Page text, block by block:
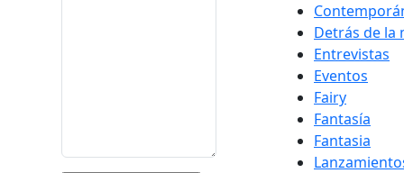
Detrás de la
Entrevistas
Eventos
Fairy
Fantasía
Fantasia